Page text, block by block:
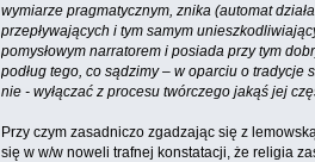
wymiarze pragmatycznym, znika (automat
przepływających i tym samym
pomysłowym narratorem i posiada przy tym
podług tego, co sądzimy – w oparciu o
nie - wyłączać z procesu twórczego jakąś jej
Przy czym zasadniczo zgadzając się z
się w w/w noweli trafnej konstatacji, że religia